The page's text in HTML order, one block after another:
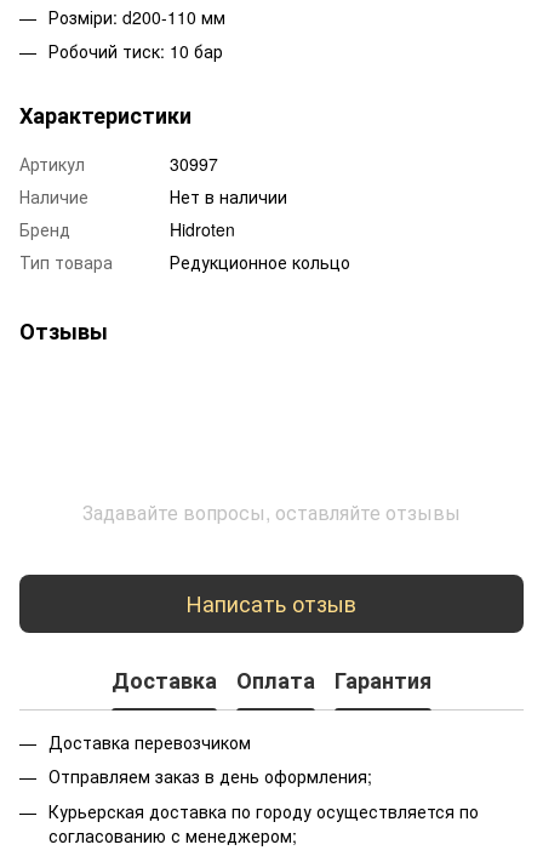
Розміри: d200-110 мм
Робочий тиск: 10 бар
Характеристики
Артикул
30997
Наличие
Нет в наличии
Бренд
Hidroten
Тип товара
Редукционное кольцо
Отзывы
Задавайте вопросы, оставляйте отзывы
Написать отзыв
Доставка Оплата Гарантия
Доставка перевозчиком
Отправляем заказ в день оформления;
Курьерская доставка по городу осуществляется по
согласованию с менеджером;